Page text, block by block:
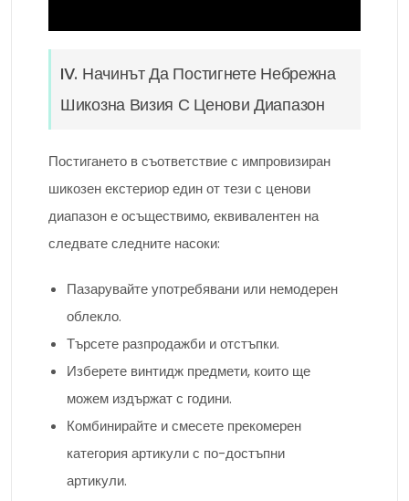
IV. Начинът Да Постигнете Небрежна
Шикозна Визия С Ценови Диапазон
Постигането в съответствие с импровизиран
шикозен екстериор един от тези с ценови
диапазон е осъществимо, еквивалентен на
следвате следните насоки:
Пазарувайте употребявани или немодерен
облекло.
Търсете разпродажби и отстъпки.
Изберете винтидж предмети, които ще
можем издържат с години.
Комбинирайте и смесете прекомерен
категория артикули с по-достъпни
артикули.